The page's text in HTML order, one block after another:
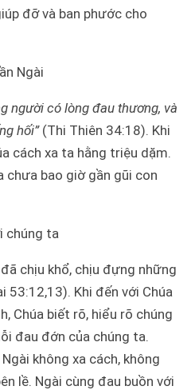
đỡ và ban phước cho
Ngài
người có lòng đau thương, và
hối”(Thi Thiên 34:18). Khi
cách xa ta hằng triệu dặm.
chưa bao giờ gần gũi con
chúng ta
chịu khổ, chịu đựng những
53:12,13). Khi đến với Chúa
Chúa biết rõ, hiểu rõ chúng
đau đớn của chúng ta.
không xa cách, không
lề. Ngài cùng đau buồn với